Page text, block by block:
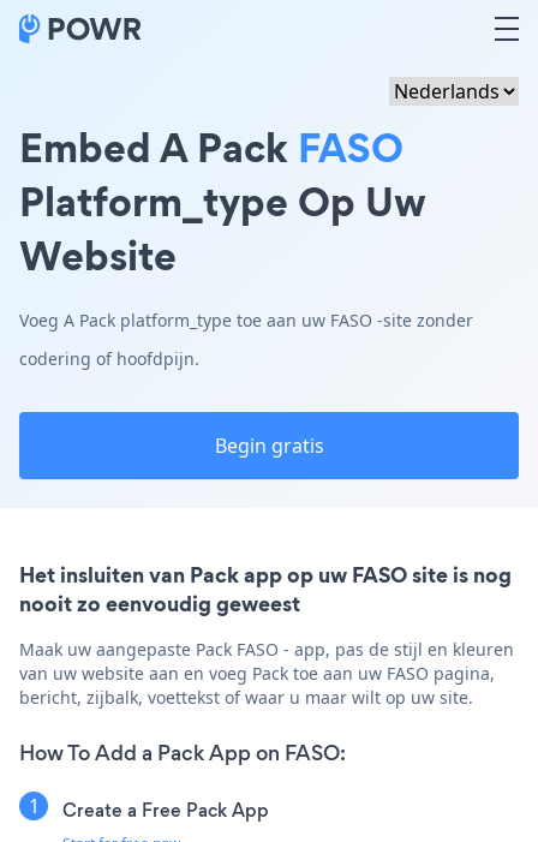
Embed A Pack FASO
Platform_type Op Uw
Website
Voeg A Pack platform_type toe aan uw FASO -site zonder
codering of hoofdpijn.
Begin gratis
Het insluiten van Pack app op uw FASO site is nog
nooit zo eenvoudig geweest
Maak uw aangepaste Pack FASO - app, pas de stijl en kleuren
van uw website aan en voeg Pack toe aan uw FASO pagina,
bericht, zijbalk, voettekst of waar u maar wilt op uw site.
How To Add a Pack App on FASO:
Create a Free Pack App